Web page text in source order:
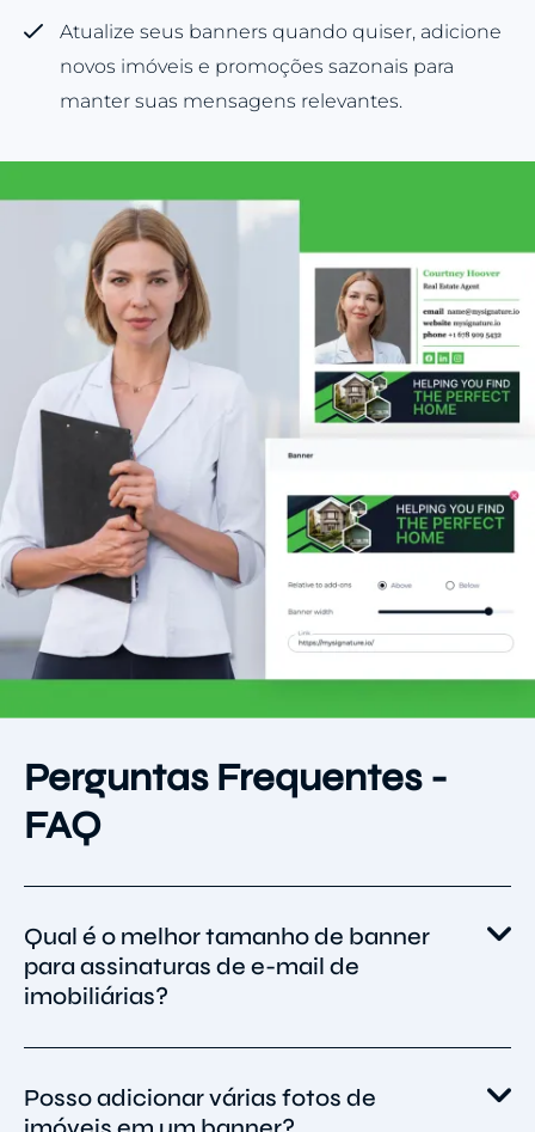
Atualize seus banners quando quiser, adicione
novos imóveis e promoções sazonais para
manter suas mensagens relevantes.
Perguntas Frequentes -
FAQ
Qual é o melhor tamanho de banner
para assinaturas de e-mail de
imobiliárias?
Esse tamanho garante que as imagens
Posso adicionar várias fotos de